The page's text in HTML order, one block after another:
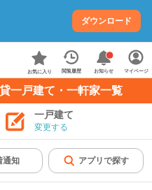
ダウンロード
お気に入り 閲覧履歴 お知らせ マイページ
一戸建て・一軒家一覧
一戸建て
変更する
通知 アプリで探す